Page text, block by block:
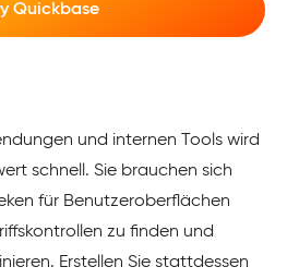
Quickbase
und internen Tools wird
schnell. Sie brauchen sich
für Benutzeroberflächen
zu finden und
Erstellen Sie stattdessen